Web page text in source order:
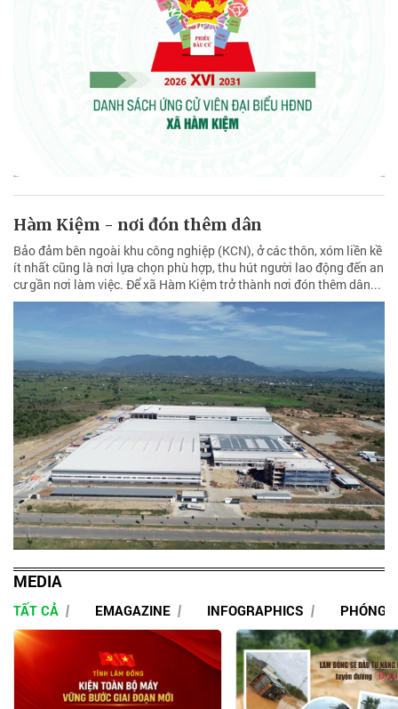
Hàm Kiệm - nơi đón thêm dân
Bảo đảm bên ngoài khu công nghiệp (KCN), ở các thôn, xóm liền kề
ít nhất cũng là nơi lựa chọn phù hợp, thu hút người lao động đến an
cư gần nơi làm việc. Để xã Hàm Kiệm trở thành nơi đón thêm dân...
MEDIA
TẤT CẢ EMAGAZINE INFOGRAPHICS PHÓNG